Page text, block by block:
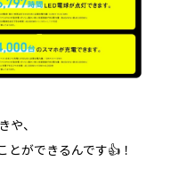
、
とができるんです👍！